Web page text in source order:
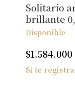
Solitario
brillante
Disponible
$1.584.000
Si te